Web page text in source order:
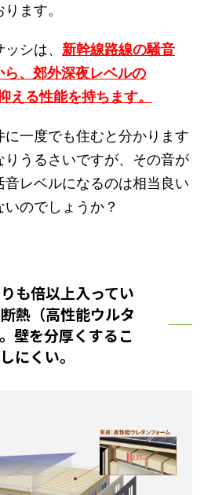
ます。
シは、 新幹線路線の騒音
、郊外深夜レベルの
る性能を持ちます。
一度でも住むと分かります
うるさいですが、その音が
レベルになるのは相当良い
のでしょうか？
も倍以上入ってい
熱（高性能ウルタ
壁を分厚くするこ
にくい。